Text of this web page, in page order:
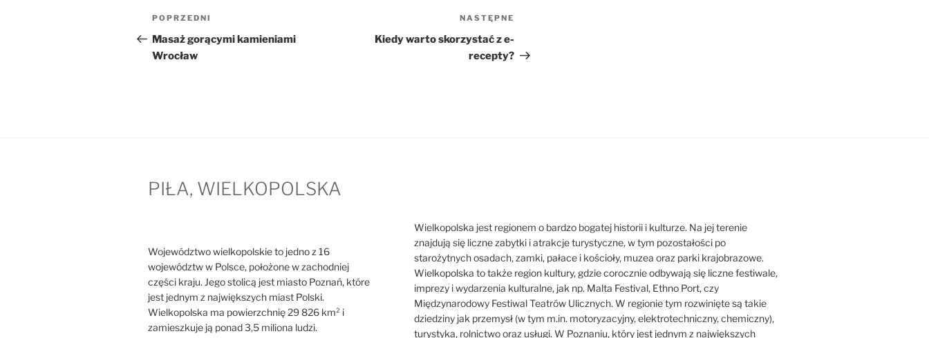
Nawigacja
wpisu
Poprzedni
wpis
POPRZEDNI
Masaż gorącymi kamieniami
Wrocław
NASTĘPNE
Kiedy warto skorzystać z e-
recepty?
PIŁA, WIELKOPOLSKA
Województwo wielkopolskie to jedno z 16
województw w Polsce, położone w zachodniej
części kraju. Jego stolicą jest miasto Poznań, które
jest jednym z największych miast Polski.
Wielkopolska ma powierzchnię 29 826 km² i
zamieszkuje ją ponad 3,5 miliona ludzi.
Wielkopolska jest regionem o bardzo bogatej historii i kulturze. Na jej terenie
znajdują się liczne zabytki i atrakcje turystyczne, w tym pozostałości po
starożytnych osadach, zamki, pałace i kościoły, muzea oraz parki krajobrazowe.
Wielkopolska to także region kultury, gdzie corocznie odbywają się liczne festiwale,
imprezy i wydarzenia kulturalne, jak np. Malta Festival, Ethno Port, czy
Międzynarodowy Festiwal Teatrów Ulicznych. W regionie tym rozwinięte są takie
dziedziny jak przemysł (w tym m.in. motoryzacyjny, elektrotechniczny, chemiczny),
turystyka, rolnictwo oraz usługi. W Poznaniu, który jest jednym z największych